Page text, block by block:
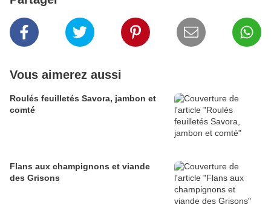
Vous aimerez aussi
Roulés feuilletés Savora, jambon et
comté
Flans aux champignons et viande
des Grisons